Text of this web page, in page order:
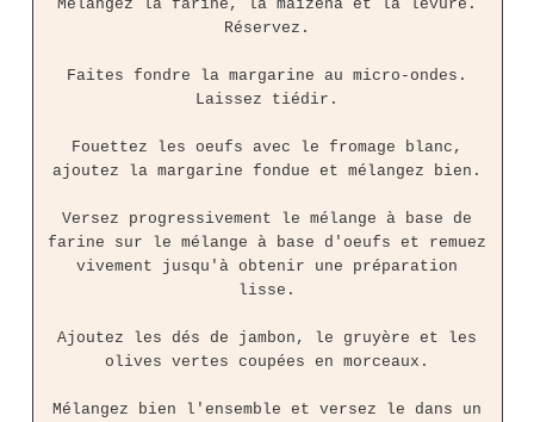
Mélangez la farine, la maïzena et la levure.
Réservez.
Faites fondre la margarine au micro-ondes.
Laissez tiédir.
Fouettez les oeufs avec le fromage blanc,
ajoutez la margarine fondue et mélangez bien.
Versez progressivement le mélange à base de
farine sur le mélange à base d'oeufs et remuez
vivement jusqu'à obtenir une préparation
lisse.
Ajoutez les dés de jambon, le gruyère et les
olives vertes coupées en morceaux.
Mélangez bien l'ensemble et versez le dans un